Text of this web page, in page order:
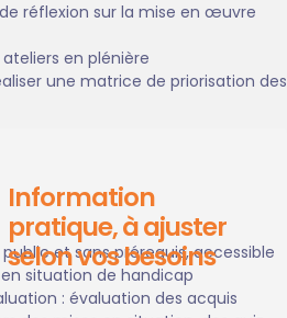
réflexion sur la mise en œuvre
en plénière
une matrice de priorisation des
Information
pratique, à ajuster
selon vos besoins
et sans prérequis, accessible
situation de handicap
: évaluation des acquis